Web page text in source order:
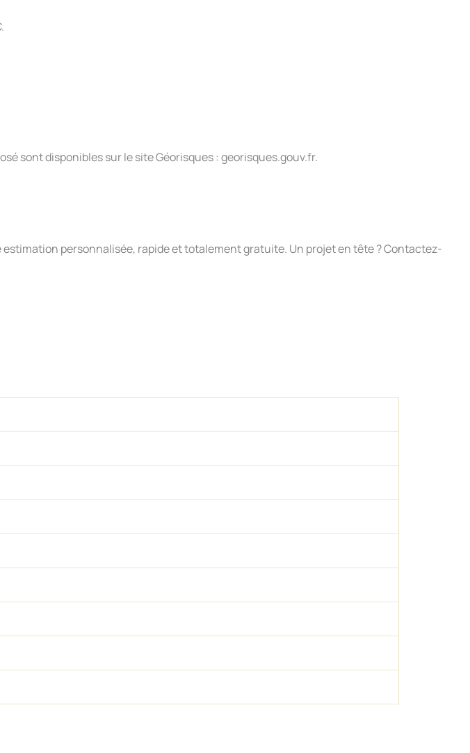
sont disponibles sur le site Géorisques : georisques.gouv.fr.
personnalisée, rapide et totalement gratuite. Un projet en tête ? Contactez-